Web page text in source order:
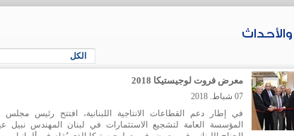
والأحداث
الكل
معرض فروت لوجيستيكا 2018
07 شباط. 2018
في إطار دعم القطاعات الانتاجية اللبنانية، افتتح رئيس مجلس
المؤسسة العامة لتشجيع الاستثمارات في لبنان المهندس نبيل